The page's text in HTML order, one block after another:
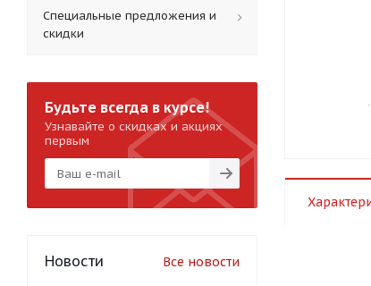
Специальные предложения и
скидки
Будьте всегда в курсе!
Узнавайте о скидках и акциях
первым
Новости Все новости